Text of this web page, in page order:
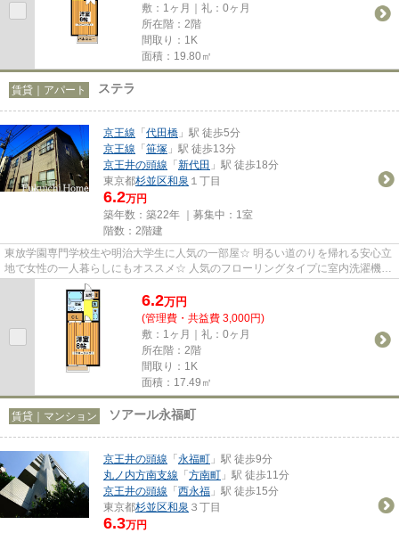
敷：1ヶ月｜礼：0ヶ月
所在階：2階
間取り：1K
面積：19.80㎡
賃貸｜アパート ステラ
京王線 「代田橋 」駅 徒歩5分
京王線 「笹塚 」駅 徒歩13分
京王井の頭線 「新代田 」駅 徒歩18分
東京都杉並区和泉 １丁目
6.2万円
築年数：築22年 ｜募集中： 1室
階数：2階建
東放学園専門学校生や明治大学生に人気の一部屋☆ 明るい道のりを帰れる安心立
地で女性の一人暮らしにもオススメ☆ 人気のフローリングタイプに室内洗濯機置
場。 2004年築の綺麗な室内で...
6.2万円
(管理費・共益費 3,000円)
敷：1ヶ月｜礼：0ヶ月
所在階：2階
間取り：1K
面積：17.49㎡
賃貸｜マンション ソアール永福町
京王井の頭線 「永福町 」駅 徒歩9分
丸ノ内方南支線 「方南町 」駅 徒歩11分
京王井の頭線 「西永福 」駅 徒歩15分
東京都杉並区和泉 ３丁目
6.3万円